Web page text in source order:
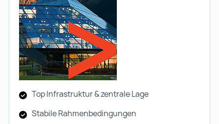
Top Infrastruktur & zentrale Lage
Stabile Rahmenbedingungen